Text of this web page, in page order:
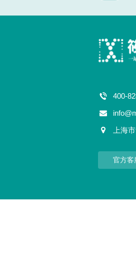
400-
上海
官方客